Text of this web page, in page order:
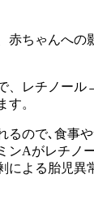
赤ちゃんへの
、レチノー
す。
るので､食事
ンAがレチノ
による胎児異